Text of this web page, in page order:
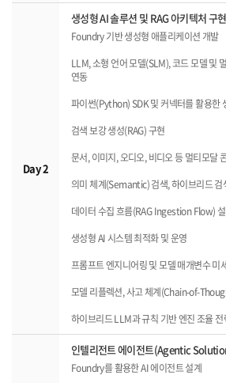
Day 2
생성형 AI 솔루션 및 RAG 아키텍처 구현
Foundry 기반 생성형 애플리케이션 개발
LLM, 소형 언어 모델(SLM), 코드 모델 및
연동
파이썬(Python) SDK 및 커넥터를 활용한
검색 보강 생성(RAG) 구현
문서, 이미지, 오디오, 비디오 등 멀티모달
의미 체계(Semantic) 검색, 하이브리드 검
데이터 수집 흐름(RAG Ingestion Flow)
생성형 AI 시스템 최적화 및 운영
프롬프트 엔지니어링 및 모델 매개변수 미
모델 리플렉션, 사고 체계(Chain-of-
하이브리드 LLM과 규칙 기반 엔진 조율 전
인텔리전트 에이전트(Agentic
Foundry를 활용한 AI 에이전트 설계